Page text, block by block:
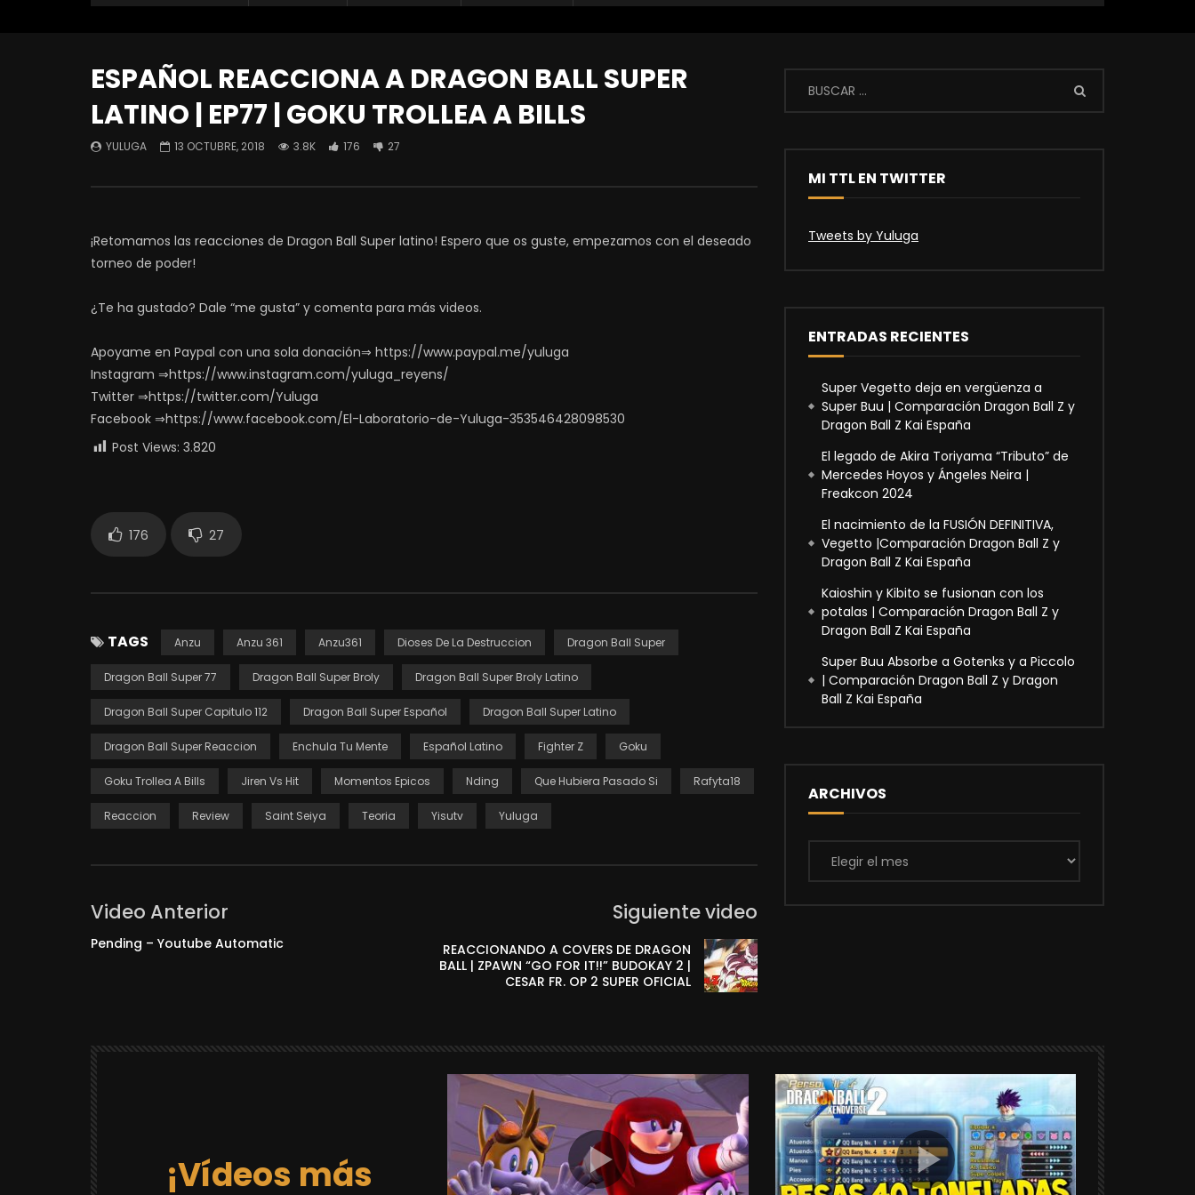
ESPAÑOL REACCIONA A DRAGON BALL SUPER
LATINO | EP77 | GOKU TROLLEA A BILLS
YULUGA 13 OCTUBRE, 2018 3.8K 176 27
¡Retomamos las reacciones de Dragon Ball Super latino! Espero que os guste, empezamos con el deseado
torneo de poder!
¿Te ha gustado? Dale “me gusta” y comenta para más videos.
Apoyame en Paypal con una sola donación⇒ https://www.paypal.me/yuluga
Instagram ⇒https://www.instagram.com/yuluga_reyens/
Twitter ⇒https://twitter.com/Yuluga
Facebook ⇒https://www.facebook.com/El-Laboratorio-de-Yuluga-353546428098530
Post Views: 3.820
176 27
TAGS Anzu Anzu 361 Anzu361 Dioses De La Destruccion Dragon Ball Super
Dragon Ball Super 77 Dragon Ball Super Broly Dragon Ball Super Broly Latino
Dragon Ball Super Capitulo 112 Dragon Ball Super Español Dragon Ball Super Latino
Dragon Ball Super Reaccion Enchula Tu Mente Español Latino Fighter Z Goku
Goku Trollea A Bills Jiren Vs Hit Momentos Epicos Nding Que Hubiera Pasado Si Rafyta18
Reaccion Review Saint Seiya Teoria Yisutv Yuluga
Video Anterior
Pending – Youtube Automatic
Siguiente video
REACCIONANDO A COVERS DE DRAGON
BALL | ZPAWN “GO FOR IT!!” BUDOKAY 2 |
CESAR FR. OP 2 SUPER OFICIAL
MI TTL EN TWITTER
Tweets by Yuluga
ENTRADAS RECIENTES
Super Vegetto deja en vergüenza a
Super Buu | Comparación Dragon Ball Z y
Dragon Ball Z Kai España
El legado de Akira Toriyama “Tributo” de
Mercedes Hoyos y Ángeles Neira |
Freakcon 2024
El nacimiento de la FUSIÓN DEFINITIVA,
Vegetto |Comparación Dragon Ball Z y
Dragon Ball Z Kai España
Kaioshin y Kibito se fusionan con los
potalas | Comparación Dragon Ball Z y
Dragon Ball Z Kai España
Super Buu Absorbe a Gotenks y a Piccolo
| Comparación Dragon Ball Z y Dragon
Ball Z Kai España
ARCHIVOS
Archivos
¡Vídeos más